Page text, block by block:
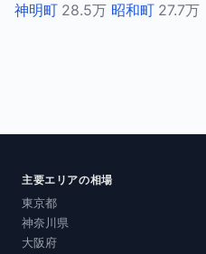
神明町 28.5万 昭和町 27.7万
主要エリアの相場
東京都
神奈川県
大阪府